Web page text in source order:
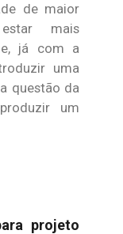
de maior
estar mais
já com a
uma
questão da
um
projeto